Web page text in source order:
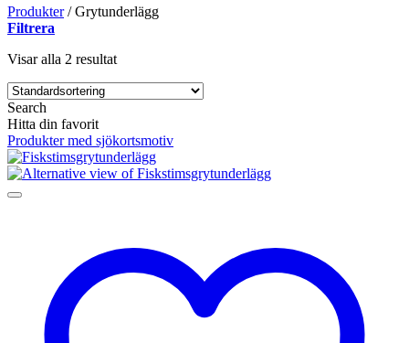
Produkter /Grytunderlägg
Filtrera
Visar alla 2 resultat
Search
Hitta din favorit
Produkter med sjökortsmotiv